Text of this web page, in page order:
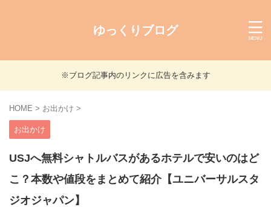
ゆっくりブログ
※ブログ記事内のリンクに広告を含みます
HOME > お出かけ >
お出かけ
USJへ無料シャトルバスがあるホテルで安いのはど
こ？本数や値段をまとめて紹介【ユニバーサルスタ
ジオジャパン】